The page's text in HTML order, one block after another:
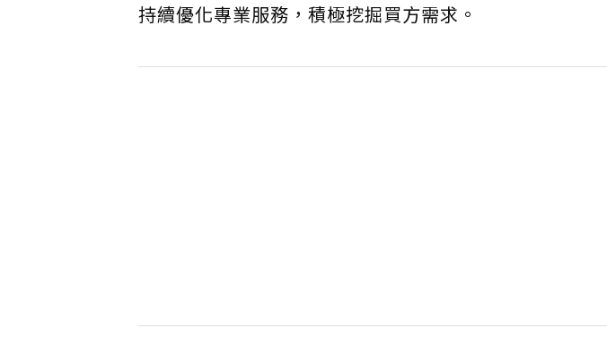
持續優化專業服務，積極挖掘買方需求。